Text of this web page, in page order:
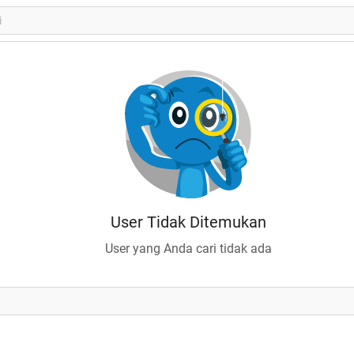
User Tidak Ditemukan
User yang Anda cari tidak ada